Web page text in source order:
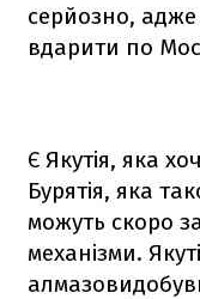
серйозно,
вдарити по
Є Якутія, яка
Бурятія, яка
можуть скоро
механізми.